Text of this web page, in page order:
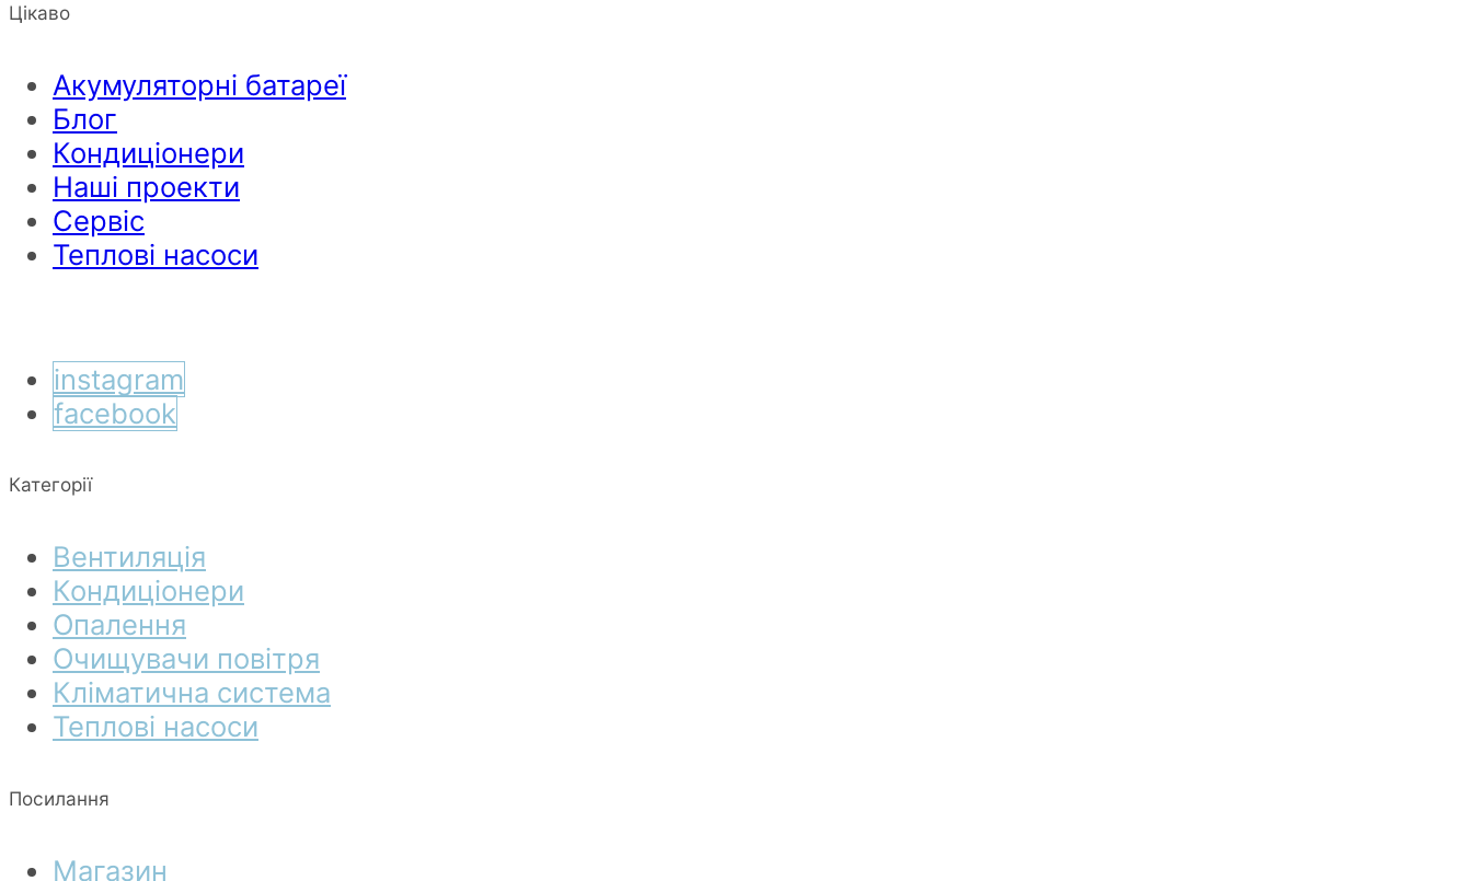
Цікаво
Акумуляторні батареї
Блог
Кондиціонери
Наші проекти
Сервіс
Теплові насоси
instagram
facebook
Категорії
Вентиляція
Кондиціонери
Опалення
Очищувачи повітря
Кліматична система
Теплові насоси
Посилання
Магазин